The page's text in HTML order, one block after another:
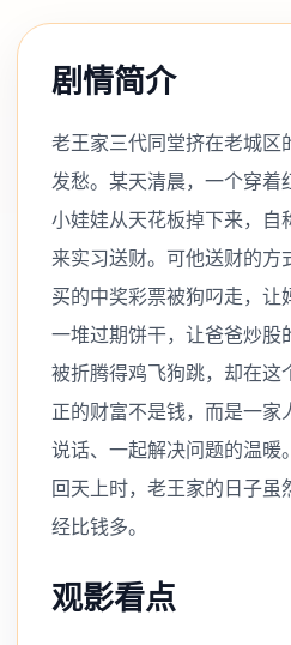
剧情简介
老王家三代同堂挤在老城区
发愁。某天清晨，一个穿着
小娃娃从天花板掉下来，自
来实习送财。可他送财的
买的中奖彩票被狗叼走，让
一堆过期饼干，让爸爸炒股
被折腾得鸡飞狗跳，却在这
正的财富不是钱，而是一家
说话、一起解决问题的温暖
回天上时，老王家的日子虽
经比钱多。
观影看点